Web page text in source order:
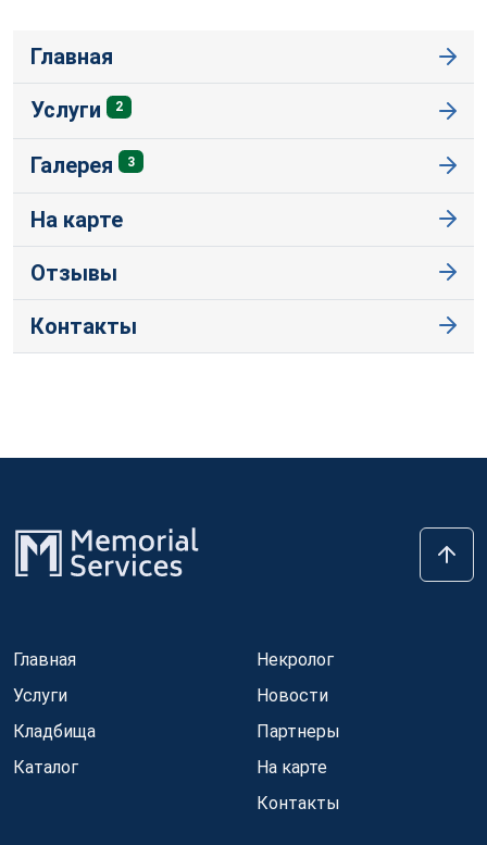
Главная
Услуги 2
Галерея 3
На карте
Отзывы
Контакты
Главная
Услуги
Кладбища
Каталог
Некролог
Новости
Партнеры
На карте
Контакты